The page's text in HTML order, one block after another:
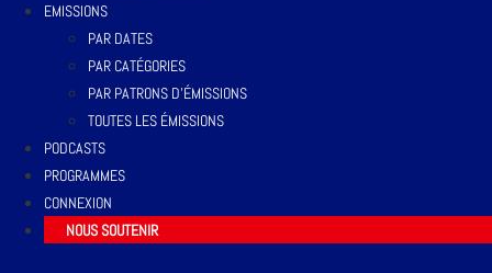
EMISSIONS
PAR DATES
PAR CATÉGORIES
PAR PATRONS D’ÉMISSIONS
TOUTES LES ÉMISSIONS
PODCASTS
PROGRAMMES
CONNEXION
NOUS SOUTENIR